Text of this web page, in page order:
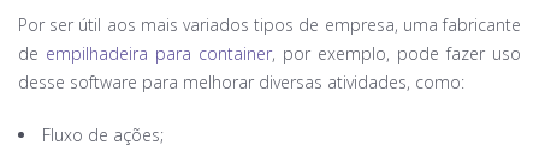
Por ser útil aos mais variados tipos de empresa, uma fabricante
de empilhadeira para container, por exemplo, pode fazer uso
desse software para melhorar diversas atividades, como:
Fluxo de ações;